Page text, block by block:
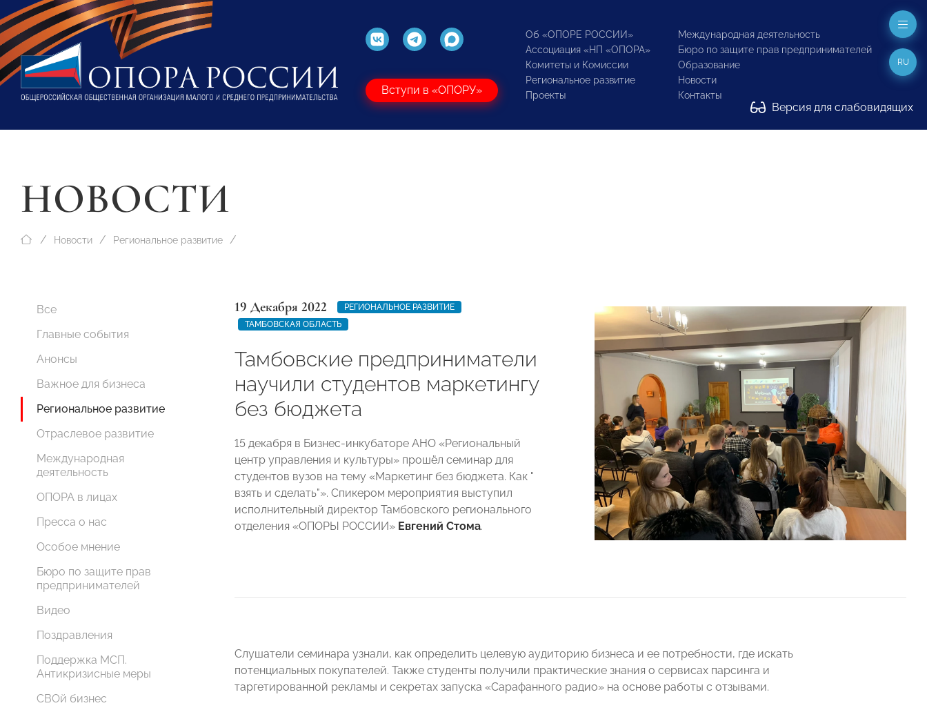
Вступи в «ОПОРУ»
Об «ОПОРЕ РОССИИ»
Ассоциация «НП «ОПОРА»
Комитеты и Комиссии
Региональное развитие
Проекты
Международная деятельность
Бюро по защите прав предпринимателей
Образование
Новости
Контакты
Версия для слабовидящих
RU
НОВОСТИ
Новости Региональное развитие
Все
Главные события
Анонсы
Важное для бизнеса
Региональное развитие
Отраслевое развитие
Международная
деятельность
ОПОРА в лицах
Пресса о нас
Особое мнение
Бюро по защите прав
предпринимателей
Видео
Поздравления
Поддержка МСП.
Антикризисные меры
СВОй бизнес
19 Декабря 2022
РЕГИОНАЛЬНОЕ РАЗВИТИЕ
ТАМБОВСКАЯ ОБЛАСТЬ
Тамбовские предприниматели
научили студентов маркетингу
без бюджета
15 декабря в Бизнес-инкубаторе АНО «Региональный
центр управления и культуры» прошёл семинар для
студентов вузов на тему «Маркетинг без бюджета. Как "
взять и сделать"». Спикером мероприятия выступил
исполнительный директор Тамбовского регионального
отделения «ОПОРЫ РОССИИ» Евгений Стома.
Слушатели семинара узнали, как определить целевую аудиторию бизнеса и ее потребности, где искать
потенциальных покупателей. Также студенты получили практические знания о сервисах парсинга и
таргетированной рекламы и секретах запуска «Сарафанного радио» на основе работы с отзывами.